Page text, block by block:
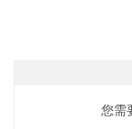
您需